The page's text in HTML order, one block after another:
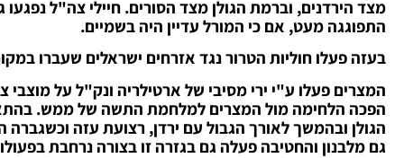
התפוגגה מעט, אם כי המורל עדיין היה בשמיים.
בעזה פעלו חוליות הטרור נגד אזרחים ישראלים שעברו
המצרים פעלו ע"י ירי מסיבי של ארטילריה ונק"ל על מוצבי
הפכה הלחימה מול המצרים למלחמת התשה של ממש.
הגולן ובהמשך לאורך הגבול עם ירדן, רצועת עזה
גם מלבנון והחטיבה פעלה גם בגזרה זו בצורה נרחבת